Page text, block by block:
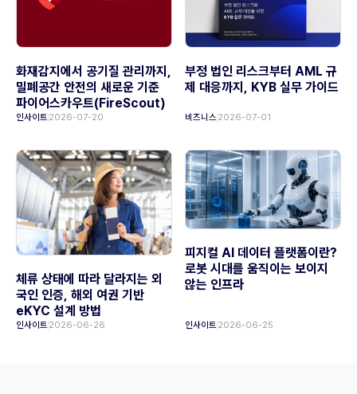
화재감지에서 공기질 관리까지,
밀폐공간 안전의 새로운 기준
파이어스카우트(FireScout)
인사이트 2026-07-20
부정 법인 리스크부터 AML 규
제 대응까지, KYB 실무 가이드
비즈니스 2026-07-01
체류 상태에 따라 달라지는 외
국인 인증, 해외 여권 기반
eKYC 설계 방법
인사이트 2026-06-26
피지컬 AI 데이터 플랫폼이란?
로봇 시대를 움직이는 보이지
않는 인프라
인사이트 2026-06-25